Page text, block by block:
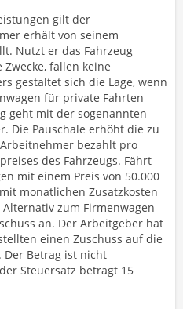
gilt der
erhält von seinem
Nutzt er das Fahrzeug
fallen keine
gestaltet sich die Lage, wenn
für private Fahrten
geht mit der sogenannten
Die Pauschale erhöht die zu
bezahlt pro
des Fahrzeugs. Fährt
mit einem Preis von 50.000
monatlichen Zusatzkosten
zum Firmenwagen
an. Der Arbeitgeber hat
einen Zuschuss auf die
Der Betrag ist nicht
Steuersatz beträgt 15